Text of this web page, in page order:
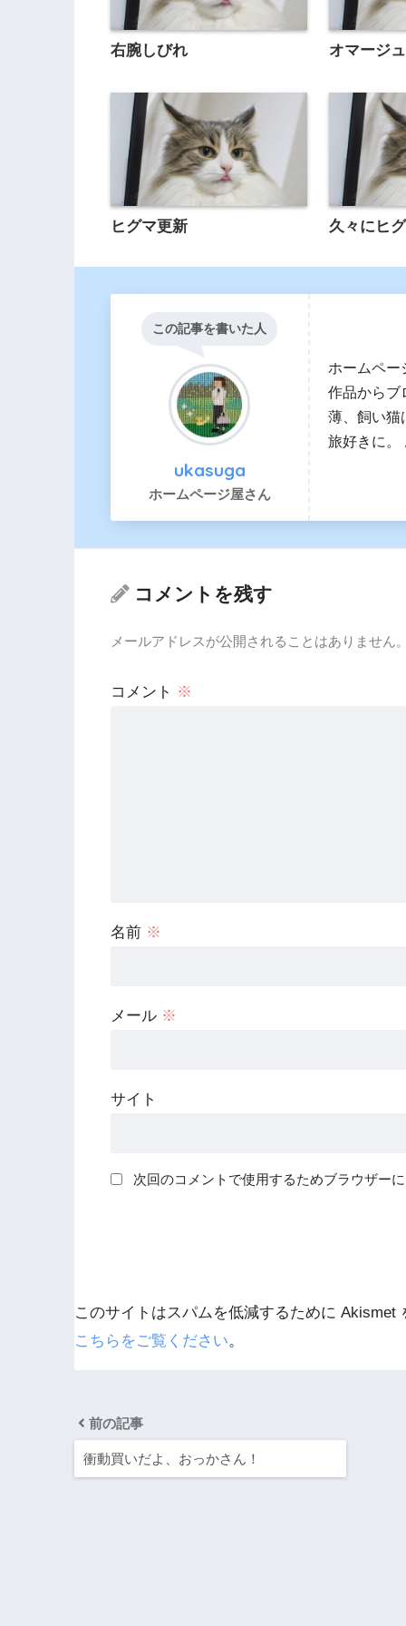
右腕しびれ オマージ
ヒグマ更新 久々にヒ
この記事を書いた人
ukasuga
ホームページ屋さん
ホームペー
作品からブ
薄、飼い猫
旅好きに。
コメントを残す
メールアドレスが公開されることはありません
コメント ※
名前 ※
メール ※
サイト
次回のコメントで使用するためブラウザー
このサイトはスパムを低減するために Akismet
こちらをご覧ください。
前の記事
衝動買いだよ、おっかさん！